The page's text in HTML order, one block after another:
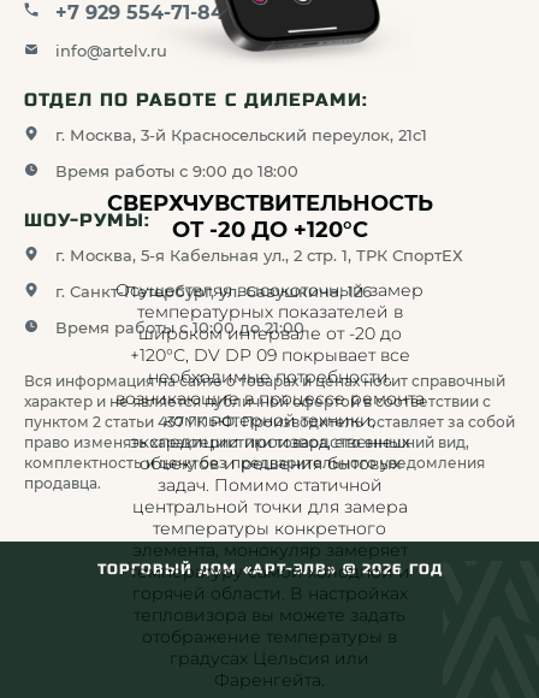
СВЕРХЧУВСТВИТЕЛЬНОСТЬ
ОТ -20 ДО +120°C
Осуществляя высокоточный замер
температурных показателей в
широком интервале от -20 до
+120°С, DV DP 09 покрывает все
необходимые потребности,
возникающие в процессе ремонта
компьютерной техники,
экспедиции производственных
объектов и решения бытовых
задач. Помимо статичной
центральной точки для замера
температуры конкретного
элемента, монокуляр замеряет
температуру самой холодной и
горячей области. В настройках
тепловизора вы можете задать
отображение температуры в
градусах Цельсия или
Фаренгейта.
+7 929 554-71-84
info@artelv.ru
ОТДЕЛ ПО РАБОТЕ С ДИЛЕРАМИ:
г. Москва, 3-й Красносельский переулок, 21с1
Время работы с 9:00 до 18:00
ШОУ-РУМЫ:
г. Москва, 5-я Кабельная ул., 2 стр. 1, ТРК СпортЕХ
г. Санкт-Петербург, ул. Савушкина, 126
Время работы с 10:00 до 21:00
Вся информация на сайте о товарах и ценах носит справочный
характер и не является публичной офертой в соответствии с
пунктом 2 статьи 437 ГК РФ. Производитель оставляет за собой
право изменять характеристики товара, его внешний вид,
комплектность и цену без предварительного уведомления
продавца.
ТОРГОВЫЙ ДОМ «АРТ-ЭЛВ» © 2026ГОД